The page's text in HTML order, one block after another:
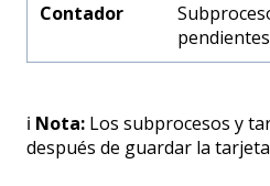
Contador
ℹ️ Nota: Los subprocesos y
después de guardar la